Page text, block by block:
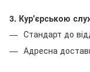
3. Кур'єрською
Стандарт до
Адресна